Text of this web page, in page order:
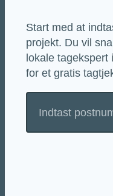
Start med at
projekt. Du vil
lokale
for et gratis